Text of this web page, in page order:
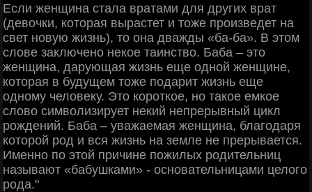
Если женщина стала вратами для других врат
(девочки, которая вырастет и тоже произведет на
свет новую жизнь), то она дважды «ба-ба». В этом
слове заключено некое таинство. Баба – это
женщина, дарующая жизнь еще одной женщине,
которая в будущем тоже подарит жизнь еще
одному человеку. Это короткое, но такое емкое
слово символизирует некий непрерывный цикл
рождений. Баба – уважаемая женщина, благодаря
которой род и вся жизнь на земле не прерывается.
Именно по этой причине пожилых родительниц
называют «бабушками» - основательницами целого
рода."